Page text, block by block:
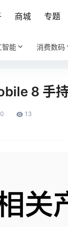
商城 专题
智能 消费数码
8 手
0 13